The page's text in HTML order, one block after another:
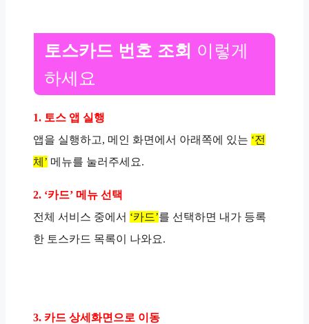
토스카드 번호 조회 이렇게
하세요
1. 토스 앱 실행
앱을 실행하고, 메인 화면에서 아래쪽에 있는 ‘전
체’ 메뉴를 눌러주세요.
2. ‘카드’ 메뉴 선택
전체 서비스 중에서 ‘카드’를 선택하면 내가 등록
한 토스카드 목록이 나와요.
3. 카드 상세화면으로 이동